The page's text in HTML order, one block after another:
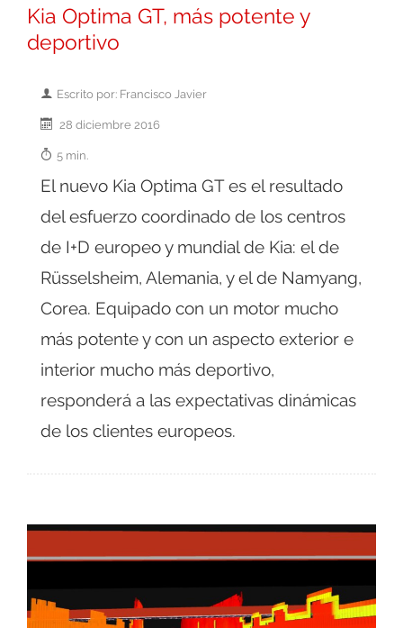
Kia Optima GT, más potente y
deportivo
Escrito por: Francisco Javier
28 diciembre 2016
5 min.
El nuevo Kia Optima GT es el resultado
del esfuerzo coordinado de los centros
de I+D europeo y mundial de Kia: el de
Rüsselsheim, Alemania, y el de Namyang,
Corea. Equipado con un motor mucho
más potente y con un aspecto exterior e
interior mucho más deportivo,
responderá a las expectativas dinámicas
de los clientes europeos.